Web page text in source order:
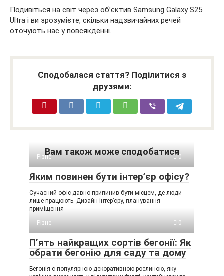
Подивіться на світ через обʼєктив Samsung Galaxy S25
Ultra і ви зрозумієте, скільки надзвичайних речей
оточують нас у повсякденні.
Сподобалася стаття? Поділитися з
друзями:
Вам також може сподобатися
Різне 0
Яким повинен бути інтер’єр офісу?
Сучасний офіс давно припинив бути місцем, де люди
лише працюють. Дизайн інтер’єру, планування
приміщення
Різне
0
П’ять найкращих сортів бегонії: Як
обрати бегонію для саду та дому
Бегонія є популярною декоративною рослиною, яку